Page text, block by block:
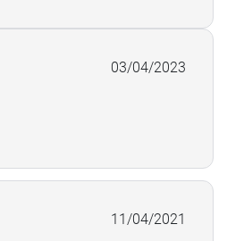
03/04/2023
11/04/2021